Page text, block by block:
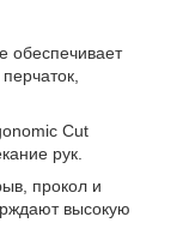
обеспечивает
Cut
рук.
прокол и
высокую